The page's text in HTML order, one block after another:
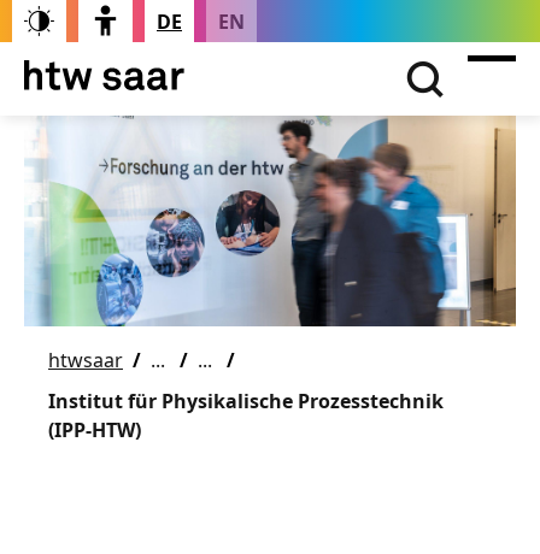
DE EN
htwsaar
Institut für Physikalische Prozesstechnik
(IPP-HTW)